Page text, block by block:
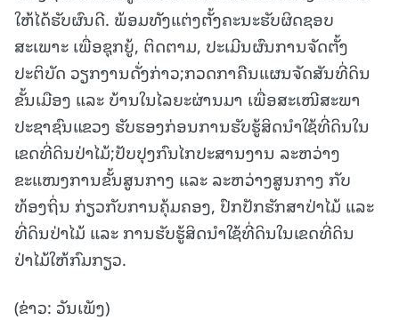
ໃຫ້ໄດ້ຮັບຜົນດີ. ພ້ອມທັງແຕ່ງຕັ້ງຄະນະຮັບຜິດຊອບ
ສະເພາະ ເພື່ອຊຸກຍູ້, ຕິດຕາມ, ປະເມີນຜົນການຈັດຕັ້ງ
ປະຕິບັດ ວຽກງານດັ່ງກ່າວ;ກວດກາຄືນແຜນຈັດສັນທີ່ດິນ
ຂັ້ນເມືອງ ແລະ ບ້ານໃນໄລຍະຜ່ານມາ ເພື່ອສະເໜີສະພາ
ປະຊາຊົນແຂວງ ຮັບຮອງກ່ອນການຮັບຮູ້ສິດນໍາໃຊ້ທີ່ດິນໃນ
ເຂດທີ່ດິນປ່າໄມ້;ປັບປຸງກົນໄກປະສານງານ ລະຫວ່າງ
ຂະແໜງການຂັ້ນສູນກາງ ແລະ ລະຫວ່າງສູນກາງ ກັບ
ທ້ອງຖິ່ນ ກ່ຽວກັບການຄຸ້ມຄອງ, ປົກປັກຮັກສາປ່າໄມ້ ແລະ
ທີ່ດິນປ່າໄມ້ ແລະ ການຮັບຮູ້ສິດນໍາໃຊ້ທີ່ດິນໃນເຂດທີ່ດິນ
ປ່າໄມ້ໃຫ້ກົມກຽວ.
(ຂ່າວ: ວັນເພັງ)